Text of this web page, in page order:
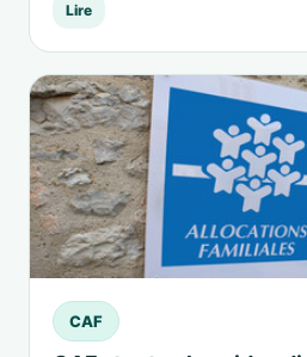
Lire
CAF